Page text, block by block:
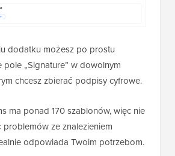
dodatku możesz po prostu
„Signature” w dowolnym
chcesz zbierać podpisy cyfrowe.
ma ponad 170 szablonów, więc nie
ze znalezieniem
odpowiada Twoim potrzebom.